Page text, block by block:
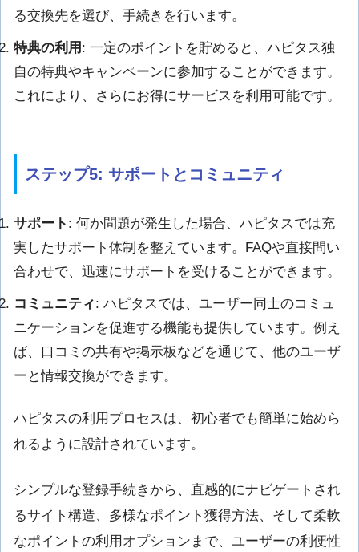
る交換先を選び、手続きを行います。
特典の利用 : 一定のポイントを貯めると、ハピタス独
自の特典やキャンペーンに参加することができます。
これにより、さらにお得にサービスを利用可能です。
ステップ5: サポートとコミュニティ
サポート : 何か問題が発生した場合、ハピタスでは充
実したサポート体制を整えています。FAQや直接問い
合わせで、迅速にサポートを受けることができます。
コミュニティ: ハピタスでは、ユーザー同士のコミュ
ニケーションを促進する機能も提供しています。例え
ば、口コミの共有や掲示板などを通じて、他のユーザ
ーと情報交換ができます。
ハピタスの利用プロセスは、初心者でも簡単に始めら
れるように設計されています。
シンプルな登録手続きから、直感的にナビゲートされ
るサイト構造、多様なポイント獲得方法、そして柔軟
なポイントの利用オプションまで、ユーザーの利便性